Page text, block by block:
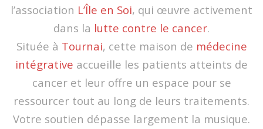
l’association L’Île en Soi, qui œuvre activement
dans la lutte contre le cancer.
Située à Tournai, cette maison de médecine
intégrative accueille les patients atteints de
cancer et leur offre un espace pour se
ressourcer tout au long de leurs traitements.
Votre soutien dépasse largement la musique.